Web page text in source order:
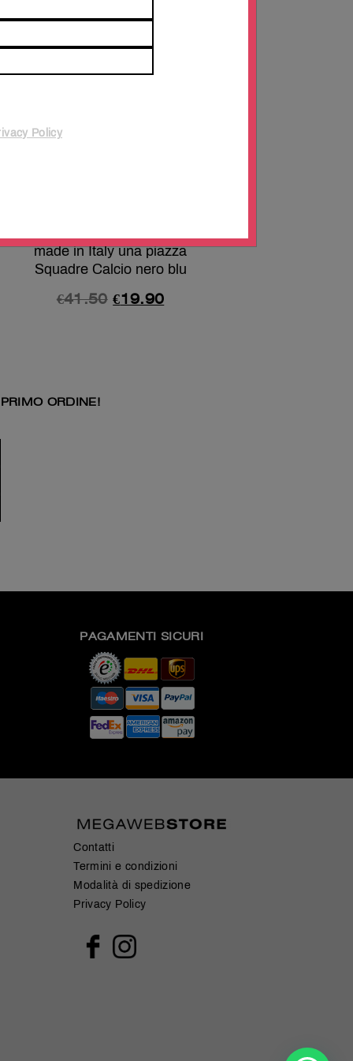
In offerta!
made in Italy una piazza
Squadre Calcio nero blu
€41.50 €19.90
ORDINE!
PAGAMENTI SICURI
Contatti
Termini e condizioni
Modalità di spedizione
Privacy Policy
Policy